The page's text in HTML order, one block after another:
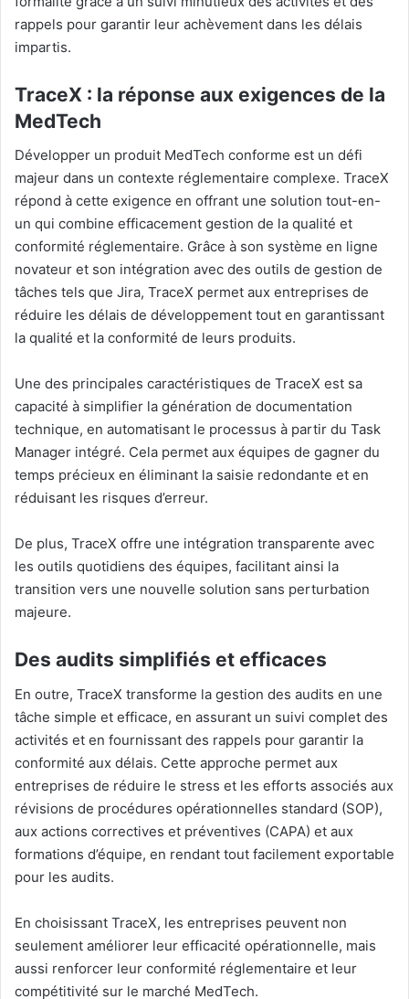
rappels pour garantir leur achèvement dans les délais
impartis.
TraceX : la réponse aux exigences de la
MedTech
Développer un produit MedTech conforme est un défi
majeur dans un contexte réglementaire complexe. TraceX
répond à cette exigence en offrant une solution tout-en-
un qui combine efficacement gestion de la qualité et
conformité réglementaire. Grâce à son système en ligne
novateur et son intégration avec des outils de gestion de
tâches tels que Jira, TraceX permet aux entreprises de
réduire les délais de développement tout en garantissant
la qualité et la conformité de leurs produits.
Une des principales caractéristiques de TraceX est sa
capacité à simplifier la génération de documentation
technique, en automatisant le processus à partir du Task
Manager intégré. Cela permet aux équipes de gagner du
temps précieux en éliminant la saisie redondante et en
réduisant les risques d’erreur.
De plus, TraceX offre une intégration transparente avec
les outils quotidiens des équipes, facilitant ainsi la
transition vers une nouvelle solution sans perturbation
majeure.
Des audits simplifiés et efficaces
En outre, TraceX transforme la gestion des audits en une
tâche simple et efficace, en assurant un suivi complet des
activités et en fournissant des rappels pour garantir la
conformité aux délais. Cette approche permet aux
entreprises de réduire le stress et les efforts associés aux
révisions de procédures opérationnelles standard (SOP),
aux actions correctives et préventives (CAPA) et aux
formations d’équipe, en rendant tout facilement exportable
pour les audits.
En choisissant TraceX, les entreprises peuvent non
seulement améliorer leur efficacité opérationnelle, mais
aussi renforcer leur conformité réglementaire et leur
compétitivité sur le marché MedTech.